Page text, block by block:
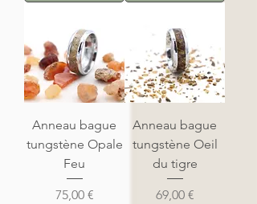
Anneau bague
tungstène Opale
Feu
Prix
75,00 €
Anneau bague
tungstène Oeil
du tigre
Prix
69,00 €